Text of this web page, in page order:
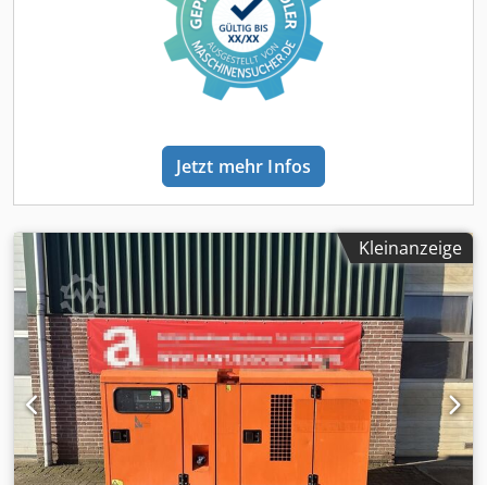
refrigement multiple types R134a / R404, R407
Jetzt mehr Infos
Kleinanzeige